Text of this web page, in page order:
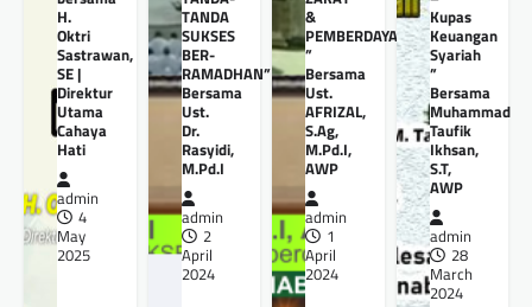
H.
Oktri
Sastrawan,
SE |
Direktur
Utama
Cahaya
Hati
admin
4
May
2025
TANDA
SUKSES
BER-
RAMADHAN”
Bersama
Ust.
Dr.
Rasyidi,
M.Pd.I
admin
2
April
2024
&
PEMBERDAYAANNYA
”
Bersama
Ust.
AFRIZAL,
S.Ag,
M.Pd.I,
AWP
admin
1
April
2024
Kupas
Keuangan
Syariah
”
Bersama
Muhammad
Taufik
Ikhsan,
S.T,
AWP
admin
28
March
2024